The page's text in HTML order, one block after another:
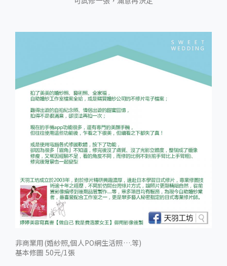
非商業用(婚紗照,個人PO網生活照….等)
基本修圖 50元/1張